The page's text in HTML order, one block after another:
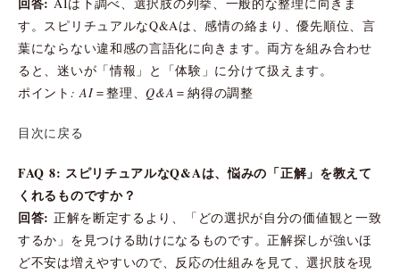
す。スピリチュアルなQ&Aは、感情の絡まり、優先順位、言
葉にならない違和感の言語化に向きます。両方を組み合わせ
ると、迷いが「情報」と「体験」に分けて扱えます。
ポイント: AI＝整理、Q&A＝納得の調整
目次に戻る
FAQ 8: スピリチュアルなQ&Aは、悩みの「正解」を教えて
くれるものですか？
回答: 正解を断定するより、「どの選択が自分の価値観と一致
するか」を見つける助けになるものです。正解探しが強いほ
ど不安は増えやすいので、反応の仕組みを見て、選択肢を現